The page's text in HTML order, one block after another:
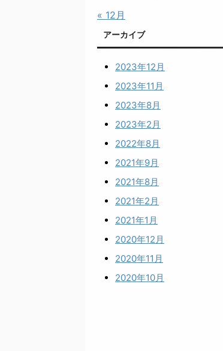
« 12月
アーカイブ
2023年12月
2023年11月
2023年8月
2023年2月
2022年8月
2021年9月
2021年8月
2021年2月
2021年1月
2020年12月
2020年11月
2020年10月